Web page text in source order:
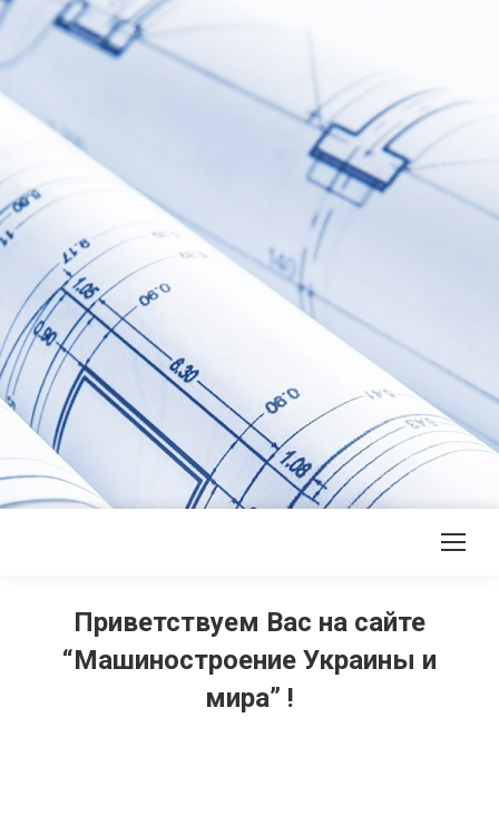
Приветствуем Вас на сайте
“Машиностроение Украины и
мира” !